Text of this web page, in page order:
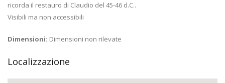
ricorda il restauro di Claudio del 45-46 d.C..
Visibili ma non accessibili
Dimensioni: Dimensioni non rilevate
Localizzazione